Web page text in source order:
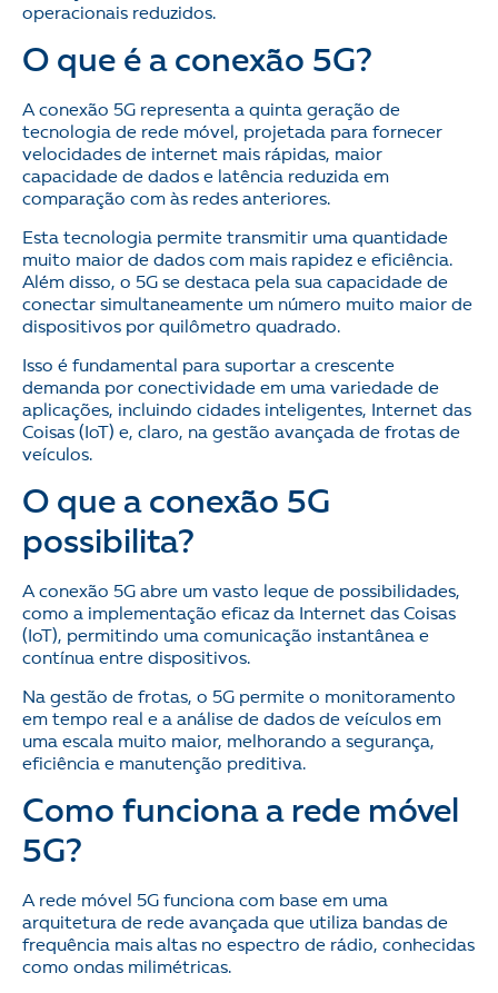
operacionais reduzidos.
O que é a conexão 5G?
A conexão 5G representa a quinta geração de
tecnologia de rede móvel, projetada para fornecer
velocidades de internet mais rápidas, maior
capacidade de dados e latência reduzida em
comparação com às redes anteriores.
Esta tecnologia permite transmitir uma quantidade
muito maior de dados com mais rapidez e eficiência.
Além disso, o 5G se destaca pela sua capacidade de
conectar simultaneamente um número muito maior de
dispositivos por quilômetro quadrado.
Isso é fundamental para suportar a crescente
demanda por conectividade em uma variedade de
aplicações, incluindo cidades inteligentes, Internet das
Coisas (IoT) e, claro, na gestão avançada de frotas de
veículos.
O que a conexão 5G
possibilita?
A conexão 5G abre um vasto leque de possibilidades,
como a implementação eficaz da Internet das Coisas
(IoT), permitindo uma comunicação instantânea e
contínua entre dispositivos.
Na gestão de frotas, o 5G permite o monitoramento
em tempo real e a análise de dados de veículos em
uma escala muito maior, melhorando a segurança,
eficiência e manutenção preditiva.
Como funciona a rede móvel
5G?
A rede móvel 5G funciona com base em uma
arquitetura de rede avançada que utiliza bandas de
frequência mais altas no espectro de rádio, conhecidas
como ondas milimétricas.